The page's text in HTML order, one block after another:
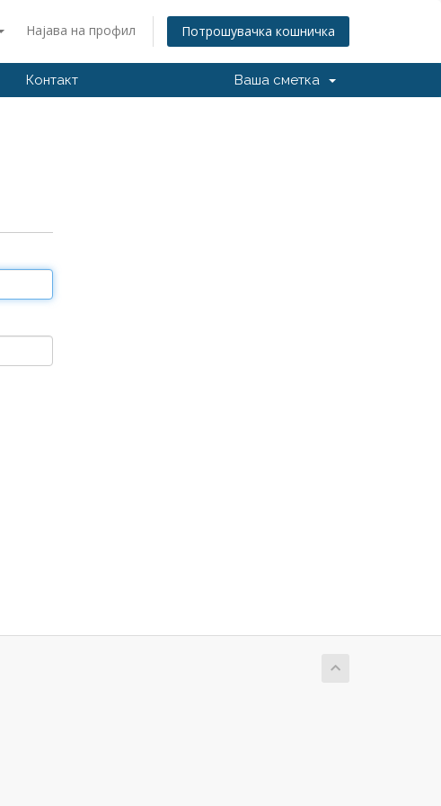
Најава на профил Потрошувачка кошничка
Контакт Ваша сметка